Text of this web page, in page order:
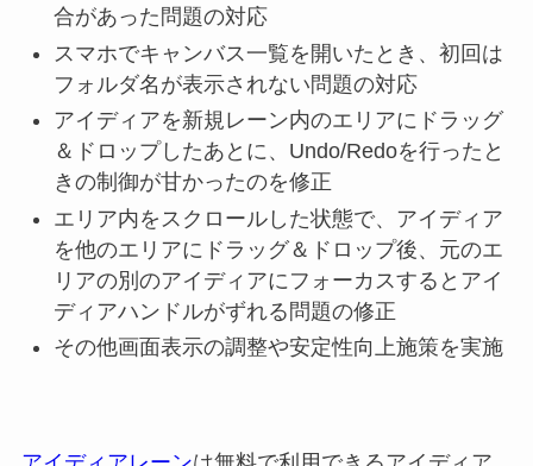
合があった問題の対応
スマホでキャンバス一覧を開いたとき、初回は
フォルダ名が表示されない問題の対応
アイディアを新規レーン内のエリアにドラッグ
＆ドロップしたあとに、Undo/Redoを行ったと
きの制御が甘かったのを修正
エリア内をスクロールした状態で、アイディア
を他のエリアにドラッグ＆ドロップ後、元のエ
リアの別のアイディアにフォーカスするとアイ
ディアハンドルがずれる問題の修正
その他画面表示の調整や安定性向上施策を実施